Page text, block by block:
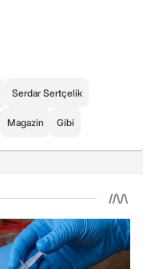
Serdar Sertçelik
Magazin Gibi